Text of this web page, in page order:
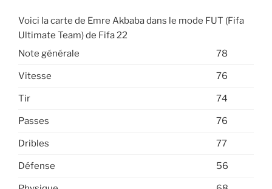
Voici la carte de Emre Akbaba dans le mode FUT (Fifa
Ultimate Team) de Fifa 22
Note générale
78
Vitesse 76
Tir 74
Passes 76
Dribles 77
Défense 56